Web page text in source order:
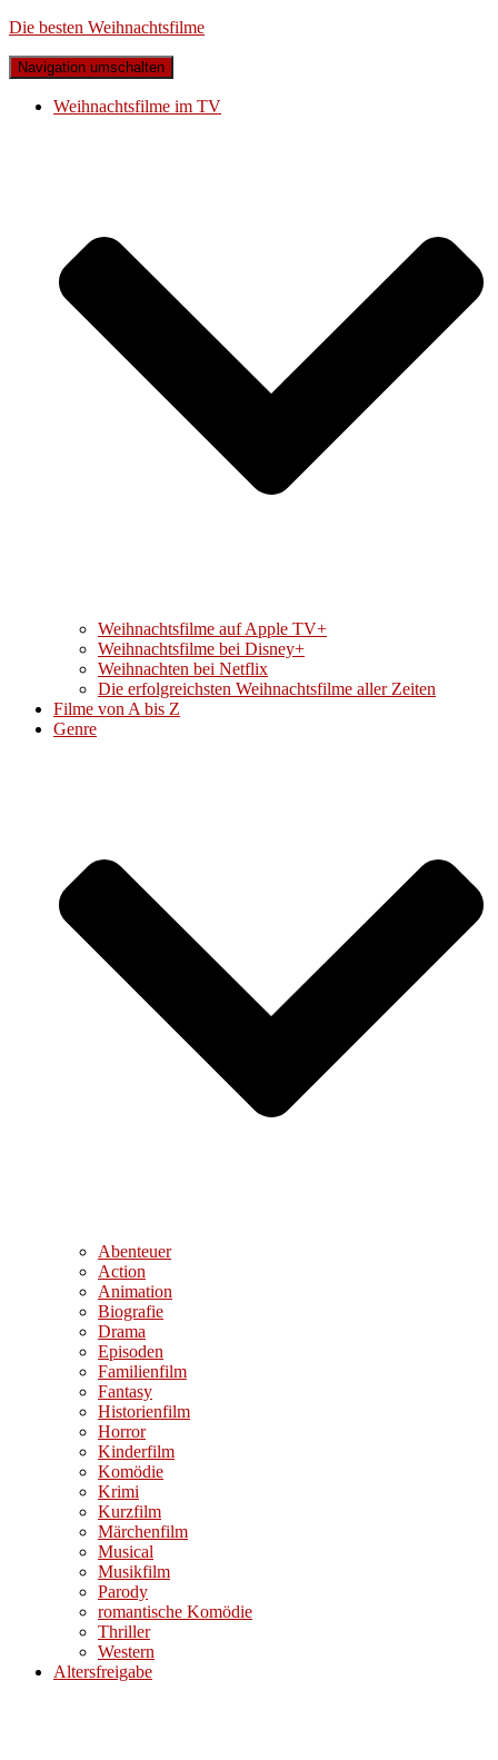
Die besten Weihnachtsfilme
Navigation umschalten
Weihnachtsfilme im TV
Weihnachtsfilme auf Apple TV+
Weihnachtsfilme bei Disney+
Weihnachten bei Netflix
Die erfolgreichsten Weihnachtsfilme aller Zeiten
Filme von A bis Z
Genre
Abenteuer
Action
Animation
Biografie
Drama
Episoden
Familienfilm
Fantasy
Historienfilm
Horror
Kinderfilm
Komödie
Krimi
Kurzfilm
Märchenfilm
Musical
Musikfilm
Parody
romantische Komödie
Thriller
Western
Altersfreigabe